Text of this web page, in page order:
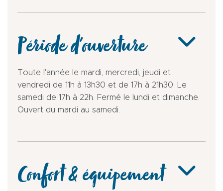
Période d'ouverture
Toute l'année le mardi, mercredi, jeudi et
vendredi de 11h à 13h30 et de 17h à 21h30. Le
samedi de 17h à 22h. Fermé le lundi et dimanche.
Ouvert du mardi au samedi.
Confort & équipement